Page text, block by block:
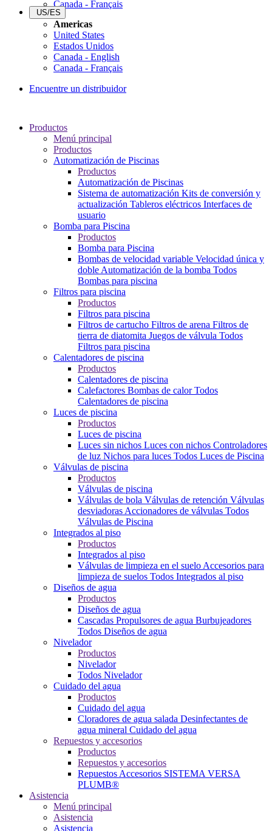
Canada - Français
US/ES
Americas
United States
Estados Unidos
Canada - English
Canada - Français
Encuentre un distribuidor
Productos
Menú principal
Productos
Automatización de Piscinas
Productos
Automatización de Piscinas
Sistema de automatización Kits de conversión y
actualización Tableros eléctricos Interfaces de
usuario
Bomba para Piscina
Productos
Bomba para Piscina
Bombas de velocidad variable Velocidad única y
doble Automatización de la bomba Todos
Bombas para piscina
Filtros para piscina
Productos
Filtros para piscina
Filtros de cartucho Filtros de arena Filtros de
tierra de diatomita Juegos de válvula Todos
Filtros para piscina
Calentadores de piscina
Productos
Calentadores de piscina
Calefactores Bombas de calorTodos
Calentadores de piscina
Luces de piscina
Productos
Luces de piscina
Luces sin nichos Luces con nichos Controladores
de luz Nichos para luces Todos Luces de Piscina
Válvulas de piscina
Productos
Válvulas de piscina
Válvulas de bola Válvulas de retención Válvulas
desviadoras Accionadores de válvulas Todos
Válvulas de Piscina
Integrados al piso
Productos
Integrados al piso
Válvulas de limpieza en el suelo Accesorios para
limpieza de suelos Todos Integrados al piso
Diseños de agua
Productos
Diseños de agua
Cascadas Propulsores de agua Burbujeadores
Todos Diseños de agua
Nivelador
Productos
Nivelador
Todos Nivelador
Cuidado del agua
Productos
Cuidado del agua
Cloradores de agua salada Desinfectantes de
agua mineral Cuidado del agua
Repuestos y accesorios
Productos
Repuestos y accesorios
Repuestos Accesorios SISTEMA VERSA
PLUMB®
Asistencia
Menú principal
Asistencia
Asistencia